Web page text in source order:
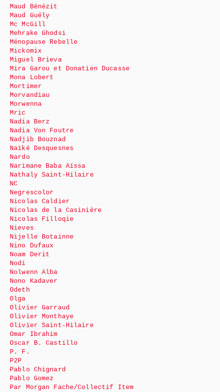
Maud Bénézit
Maud Guély
Mc McGill
Mehrake Ghodsi
Ménopause Rebelle
Mickomix
Miguel Brieva
Mira Garou et Donatien Ducasse
Mona Lobert
Mortimer
Morvandiau
Morwenna
Mric
Nadia Berz
Nadia Von Foutre
Nadjib Bouznad
Naïké Desquesnes
Nardo
Narimane Baba Aïssa
Nathaly Saint-Hilaire
NC
Negrescolor
Nicolas Caldier
Nicolas de la Casinière
Nicolas Filloqie
Nieves
Nijelle Botainne
Nino Dufaux
Noam Derit
Nodi
Nolwenn Alba
Nono Kadaver
Odeth
Olga
Olivier Garraud
Olivier Monthaye
Olivier Saint-Hilaire
Omar Ibrahim
Oscar B. Castillo
P. F.
P2P
Pablo Chignard
Pablo Gomez
Par Morgan Fache/Collectif Item